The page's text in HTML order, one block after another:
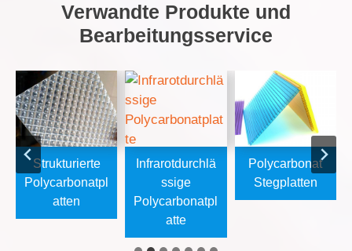
Verwandte Produkte und
Bearbeitungsservice
Strukturierte
Polycarbonatpl
Atten
Infrarotdurchlä
Ssige
Polycarbonatpl
Atte
Polycarbonat
Stegplatten